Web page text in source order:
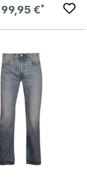
Regulärer Preis:
99,95 €